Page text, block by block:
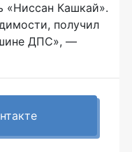
«Ниссан Кашкай».
получил
ДПС», —